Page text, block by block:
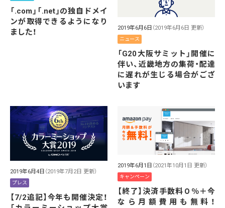
「.com」「.net」の独自ドメイ
ンが取得できるようになり
ました！
2019年6月6日 （2019年6月6日 更新）
ニュース
「G20大阪サミット」開催に
伴い、近畿地方の集荷・配達
に遅れが生じる場合がござ
います
2019年6月4日 （2019年7月2日 更新）
プレス
【7/2追記】今年も開催決定！
2019年6月1日 （2021年10月1日 更新）
キャンペーン
【終了】決済手数料０％＋今
なら月額費用も無料！